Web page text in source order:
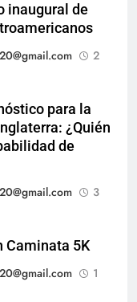
inaugural de
2
para la
¿Quién
de
3
Caminata 5K
1